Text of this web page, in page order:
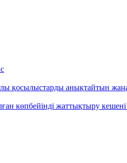
қосылыстарды анықтайтын
көпбейінді жаттықтыру кешені